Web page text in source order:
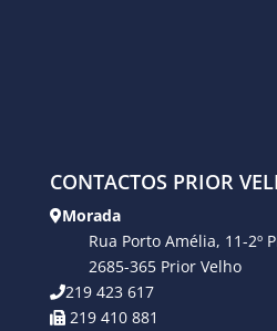
CONTACTOS PRIOR
Morada
Rua Porto Amélia, 11-2º
2685-365 Prior Velho
219 423 617
219 410 881